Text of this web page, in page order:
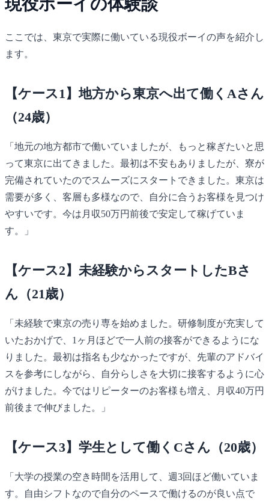
現役ボーイの体験談
ここでは、東京で実際に働いている現役ボーイの声を紹介し
ます。
【ケース1】地方から東京へ出て働くAさん
（24歳）
「地元の地方都市で働いていましたが、もっと稼ぎたいと思
って東京に出てきました。最初は不安もありましたが、寮が
完備されていたのでスムーズにスタートできました。東京は
需要が多く、客層も多様なので、自分に合うお客様を見つけ
やすいです。今は月収50万円前後で安定して稼げていま
す。」
【ケース2】未経験からスタートしたBさ
ん（21歳）
「未経験で東京の売り専を始めました。研修制度が充実して
いたおかげで、1ヶ月ほどで一人前の接客ができるようにな
りました。最初は指名も少なかったですが、先輩のアドバイ
スを参考にしながら、自分らしさを大切に接客するように心
がけました。今ではリピーターのお客様も増え、月収40万円
前後まで伸びました。」
【ケース3】学生として働くCさん（20歳）
「大学の授業の空き時間を活用して、週3回ほど働いていま
す。自由シフトなので自分のペースで働けるのが良い点で